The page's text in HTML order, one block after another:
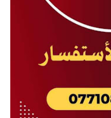
نتائج القبول المركزي
الطقس
العطل
فن ومشاهير